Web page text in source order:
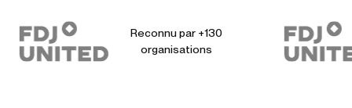
Reconnu par +130
organisations